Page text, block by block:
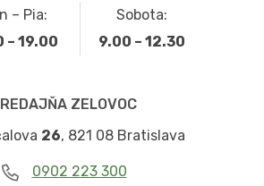
– Pia:
– 19.00
Sobota:
9.00 – 12.30
ZELOVOC
26, 821 08 Bratislava
0902 223 300